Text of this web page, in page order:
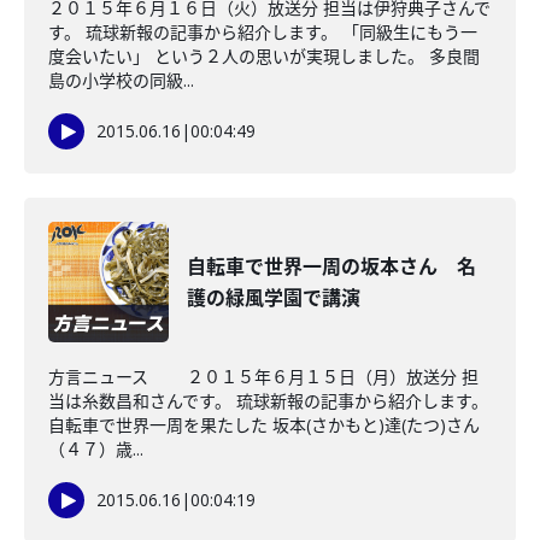
２０１５年６月１６日（火）放送分 担当は伊狩典子さんで
す。 琉球新報の記事から紹介します。 「同級生にもう一
度会いたい」 という２人の思いが実現しました。 多良間
島の小学校の同級...
2015.06.16 |00:04:49
自転車で世界一周の坂本さん 名
護の緑風学園で講演
方言ニュース ２０１５年６月１５日（月）放送分 担
当は糸数昌和さんです。 琉球新報の記事から紹介します。
自転車で世界一周を果たした 坂本(さかもと)達(たつ)さん
（４７）歳...
2015.06.16 |00:04:19